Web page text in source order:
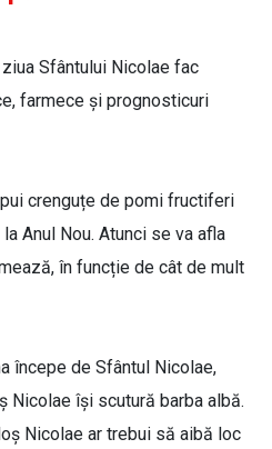
Sfântului Nicolae fac
farmece și prognosticuri
crenguțe de pomi fructiferi
Anul Nou. Atunci se va afla
în funcție de cât de mult
începe de Sfântul Nicolae,
Nicolae își scutură barba albă.
Nicolae ar trebui să aibă loc